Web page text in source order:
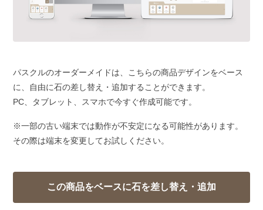
パスクルのオーダーメイドは、こちらの商品デザインをベース
に、自由に石の差し替え・追加することができます。
PC、タブレット、スマホで今すぐ作成可能です。
※一部の古い端末では動作が不安定になる可能性があります。
その際は端末を変更してお試しください。